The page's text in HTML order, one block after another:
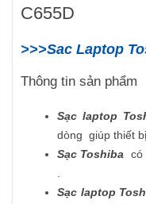
C655D
>>>Sac Laptop
Thông tin sản phẩm
Sạc laptop
dòng giúp thiết
Sạc Toshiba có
Sạc laptop